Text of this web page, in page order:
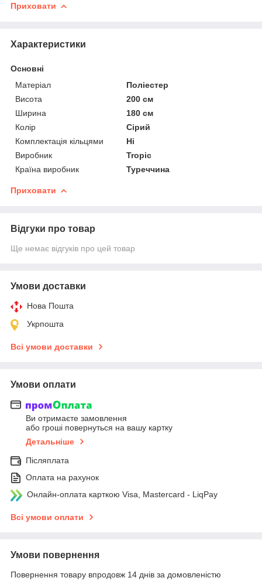
Приховати
Характеристики
Основні
Матеріал
Поліестер
Висота
200 см
Ширина
180 см
Колір
Сірий
Комплектація кільцями
Ні
Виробник
Tropic
Країна виробник
Туреччина
Приховати
Відгуки про товар
Ще немає відгуків про цей товар
Умови доставки
Нова Пошта
Укрпошта
Всі умови доставки
Умови оплати
Ви отримаєте замовлення
або гроші повернуться на вашу картку
Детальніше
Післяплата
Оплата на рахунок
Онлайн-оплата карткою Visa, Mastercard - LiqPay
Всі умови оплати
Умови повернення
Повернення товару впродовж 14 днів за домовленістю